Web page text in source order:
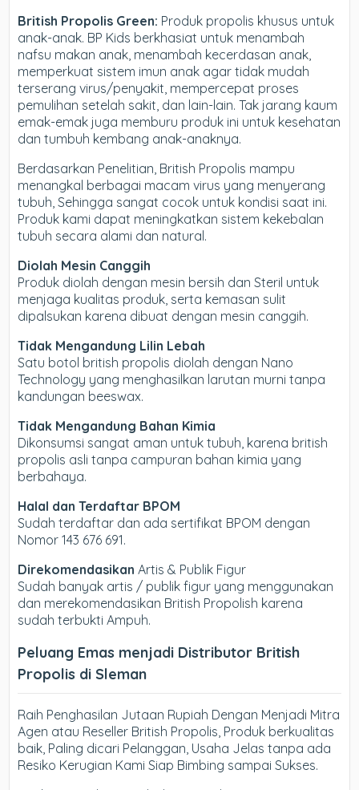
British Propolis Green: Produk propolis khusus untuk
anak-anak. BP Kids berkhasiat untuk menambah
nafsu makan anak, menambah kecerdasan anak,
memperkuat sistem imun anak agar tidak mudah
terserang virus/penyakit, mempercepat proses
pemulihan setelah sakit, dan lain-lain. Tak jarang kaum
emak-emak juga memburu produk ini untuk kesehatan
dan tumbuh kembang anak-anaknya.
Berdasarkan Penelitian, British Propolis mampu
menangkal berbagai macam virus yang menyerang
tubuh, Sehingga sangat cocok untuk kondisi saat ini.
Produk kami dapat meningkatkan sistem kekebalan
tubuh secara alami dan natural.
Diolah Mesin Canggih
Produk diolah dengan mesin bersih dan Steril untuk
menjaga kualitas produk, serta kemasan sulit
dipalsukan karena dibuat dengan mesin canggih.
Tidak Mengandung Lilin Lebah
Satu botol british propolis diolah dengan Nano
Technology yang menghasilkan larutan murni tanpa
kandungan beeswax.
Tidak Mengandung Bahan Kimia
Dikonsumsi sangat aman untuk tubuh, karena british
propolis asli tanpa campuran bahan kimia yang
berbahaya.
Halal dan Terdaftar BPOM
Sudah terdaftar dan ada sertifikat BPOM dengan
Nomor 143 676 691.
Direkomendasikan Artis & Publik Figur
Sudah banyak artis / publik figur yang menggunakan
dan merekomendasikan British Propolish karena
sudah terbukti Ampuh.
Peluang Emas menjadi Distributor British
Propolis di Sleman
Raih Penghasilan Jutaan Rupiah Dengan Menjadi Mitra
Agen atau Reseller British Propolis, Produk berkualitas
baik, Paling dicari Pelanggan, Usaha Jelas tanpa ada
Resiko Kerugian Kami Siap Bimbing sampai Sukses.